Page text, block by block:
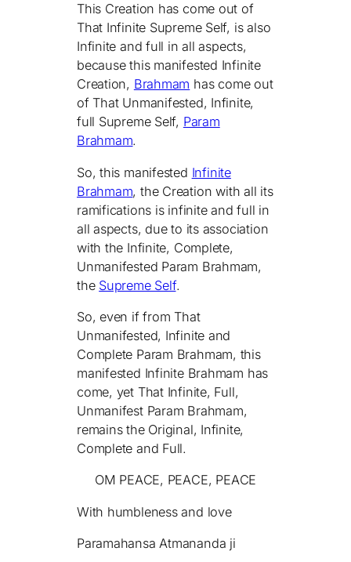
This Creation has come out of
That Infinite Supreme Self, is also
Infinite and full in all aspects,
because this manifested Infinite
Creation, Brahmam has come out
of That Unmanifested, Infinite,
full Supreme Self, Param
Brahmam.
So, this manifested Infinite
Brahmam, the Creation with all its
ramifications is infinite and full in
all aspects, due to its association
with the Infinite, Complete,
Unmanifested Param Brahmam,
the Supreme Self.
So, even if from That
Unmanifested, Infinite and
Complete Param Brahmam, this
manifested Infinite Brahmam has
come, yet That Infinite, Full,
Unmanifest Param Brahmam,
remains the Original, Infinite,
Complete and Full.
OM PEACE, PEACE, PEACE
With humbleness and love
Paramahansa Atmananda ji